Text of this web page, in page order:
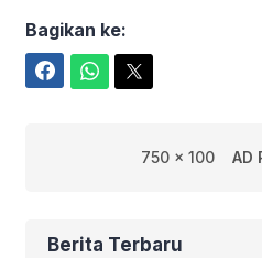
Bagikan ke:
750 x 100 AD
Berita Terbaru